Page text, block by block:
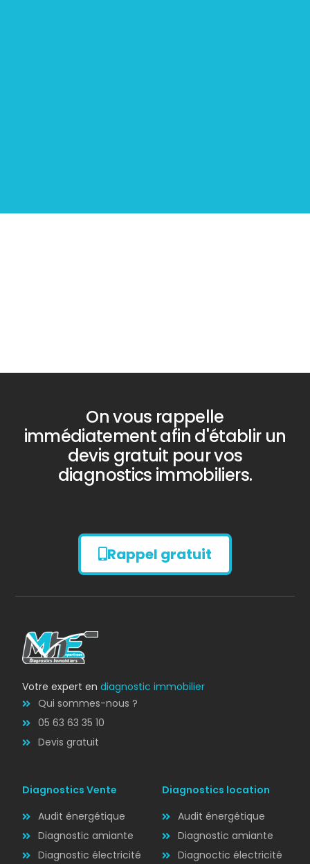
Diagnostic
AMIANTE
On vous rappelle
immédiatement afin d'établir un
devis gratuit pour vos
diagnostics immobiliers.
Rappel gratuit
Votre expert endiagnostic immobilier
Qui sommes-nous ?
05 63 63 35 10
Devis gratuit
Diagnostics Vente
Audit énergétique
Diagnostic amiante
Diagnostic électricité
Diagnostics location
Audit énergétique
Diagnostic amiante
Diagnoctic électricité